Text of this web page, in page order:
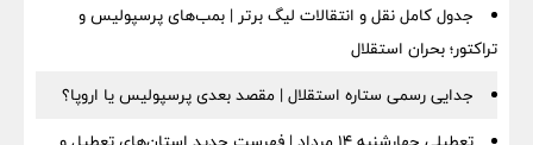
جدول کامل نقل و انتقالات لیگ برتر | بمب‌های پرسپولیس و
تراکتور؛ بحران استقلال
جدایی رسمی ستاره استقلال | مقصد بعدی پرسپولیس یا اروپا؟